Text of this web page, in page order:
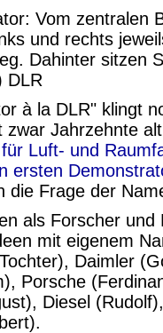
à la DLR" klingt
zwar Jahrzehnte
Luft- und
ersten
die Frage der
als Forscher und
mit eigenem
Daimler
Porsche
Diesel